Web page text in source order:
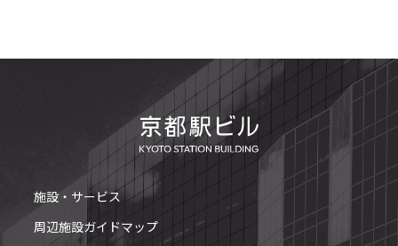
施設・サービス
周辺施設ガイドマップ